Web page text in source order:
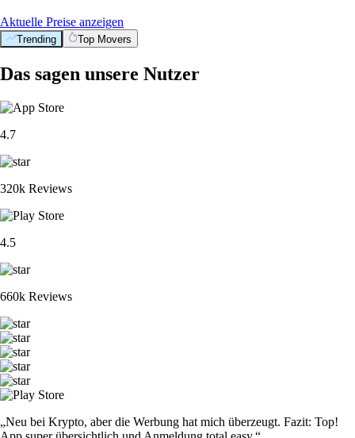
Aktuelle Preise anzeigen
Trending Top Movers
Das sagen unsere Nutzer
4.7
320k Reviews
4.5
660k Reviews
„Neu bei Krypto, aber die Werbung hat mich überzeugt. Fazit: Top!